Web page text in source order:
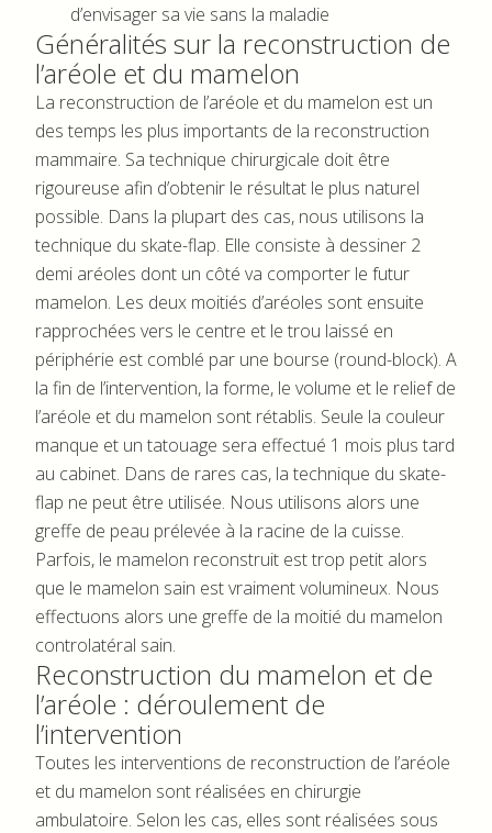
d’envisager sa vie sans la maladie
Généralités sur la reconstruction de
l’aréole et du mamelon
La reconstruction de l’aréole et du mamelon est un
des temps les plus importants de la reconstruction
mammaire. Sa technique chirurgicale doit être
rigoureuse afin d’obtenir le résultat le plus naturel
possible. Dans la plupart des cas, nous utilisons la
technique du skate-flap. Elle consiste à dessiner 2
demi aréoles dont un côté va comporter le futur
mamelon. Les deux moitiés d’aréoles sont ensuite
rapprochées vers le centre et le trou laissé en
périphérie est comblé par une bourse (round-block). A
la fin de l’intervention, la forme, le volume et le relief de
l’aréole et du mamelon sont rétablis. Seule la couleur
manque et un tatouage sera effectué 1 mois plus tard
au cabinet. Dans de rares cas, la technique du skate-
flap ne peut être utilisée. Nous utilisons alors une
greffe de peau prélevée à la racine de la cuisse.
Parfois, le mamelon reconstruit est trop petit alors
que le mamelon sain est vraiment volumineux. Nous
effectuons alors une greffe de la moitié du mamelon
controlatéral sain.
Reconstruction du mamelon et de
l’aréole : déroulement de
l’intervention
Toutes les interventions de reconstruction de l’aréole
et du mamelon sont réalisées en chirurgie
ambulatoire. Selon les cas, elles sont réalisées sous